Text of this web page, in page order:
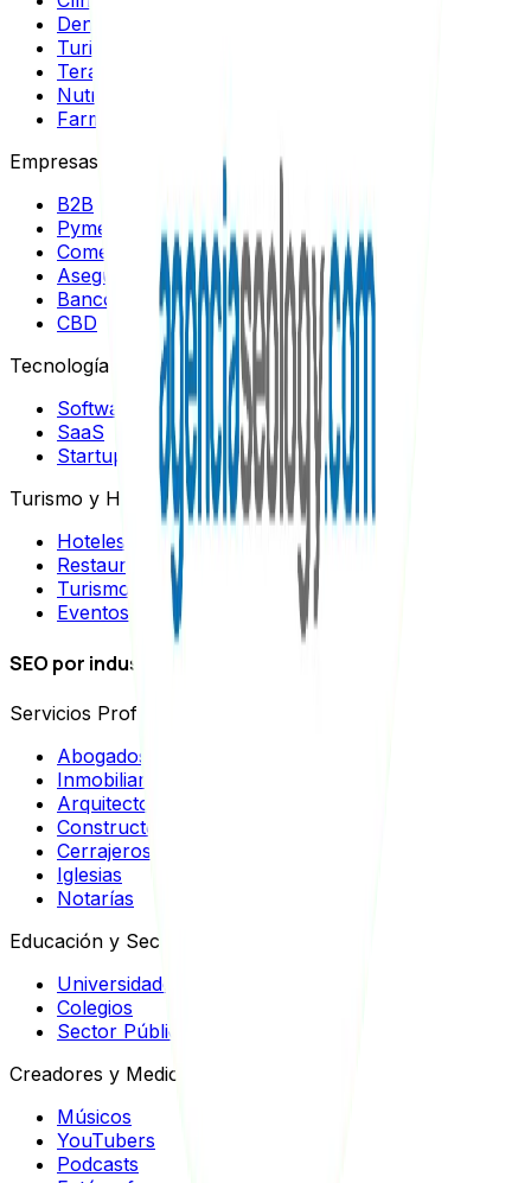
Dentistas
Turismo Médico
Terapeutas
Nutricionistas
Farmacias
Empresas y Negocios
B2B
Pymes
Comercios
Aseguradoras
Bancos
CBD
Tecnología
Software
SaaS
Startups
Turismo y Hospitalidad
Hoteles
Restaurantes
Turismo
Eventos
SEO por industrias
Servicios Profesionales
Abogados
Inmobiliarias
Arquitectos
Constructoras
Cerrajeros
Iglesias
Notarías
Educación y Sector Público
Universidades
Colegios
Sector Público
Creadores y Medios
Músicos
YouTubers
Podcasts